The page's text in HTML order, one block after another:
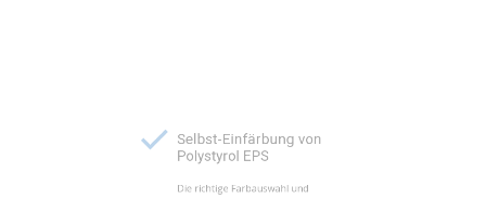
Polystyrol EPS
Die richtige Farbauswahl und